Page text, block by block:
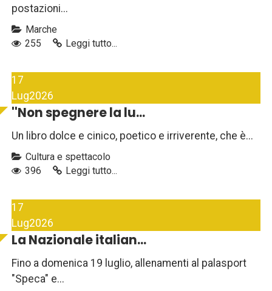
postazioni...
Marche
255
Leggi tutto...
17
Lug2026
''Non spegnere la lu...
Un libro dolce e cinico, poetico e irriverente, che è...
Cultura e spettacolo
396
Leggi tutto...
17
Lug2026
La Nazionale italian...
Fino a domenica 19 luglio, allenamenti al palasport
"Speca" e...